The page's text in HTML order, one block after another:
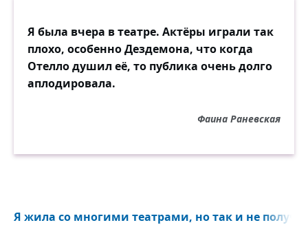
Я была вчера в театре. Актёры играли так
плохо, особенно Дездемона, что когда
Отелло душил её, то публика очень долго
аплодировала.
Фаина Раневская
Я жила со многими театрами, но так и не